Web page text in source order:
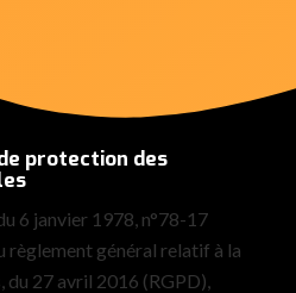
protection des
6 janvier 1978, n°78-17
règlement général relatif à la
du 27 avril 2016 (RGPD),